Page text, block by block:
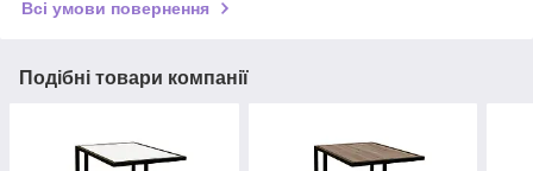
Всі умови повернення
Подібні товари компанії